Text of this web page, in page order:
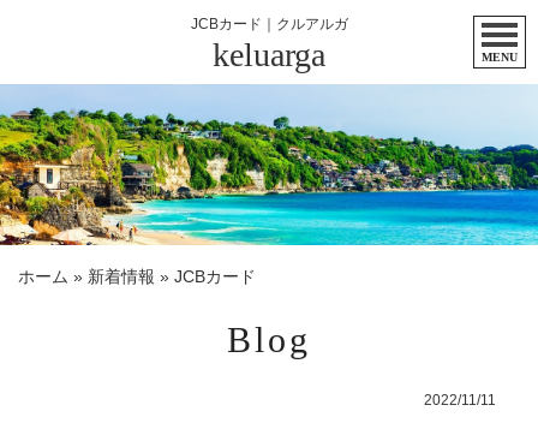
JCBカード｜クルアルガ
keluarga MENU
ホーム » 新着情報 » JCBカード
Blog
2022/11/11